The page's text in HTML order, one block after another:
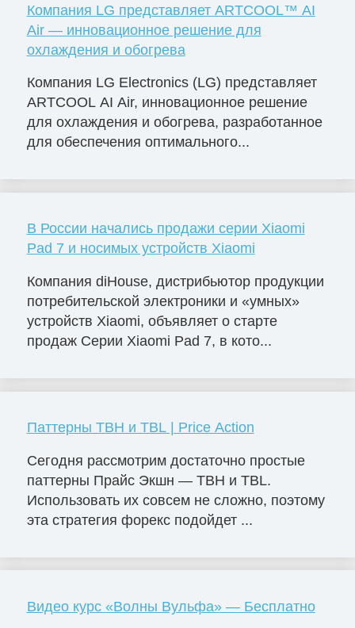
Компания LG представляет ARTCOOL™ AI
Air — инновационное решение для
охлаждения и обогрева
Компания LG Electronics (LG) представляет
ARTCOOL AI Air, инновационное решение
для охлаждения и обогрева, разработанное
для обеспечения оптимального...
В России начались продажи серии Xiaomi
Pad 7 и носимых устройств Xiaomi
Компания diHouse, дистрибьютор продукции
потребительской электроники и «умных»
устройств Xiaomi, объявляет о старте
продаж Серии Xiaomi Pad 7, в кото...
Паттерны TBH и TBL | Price Action
Сегодня рассмотрим достаточно простые
паттерны Прайс Экшн — TBH и TBL.
Использовать их совсем не сложно, поэтому
эта стратегия форекс подойдет ...
Видео курс «Волны Вульфа» — Бесплатно